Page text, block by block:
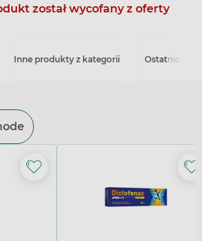
został wycofany z oferty
Inne produkty z kategorii Ostatnio